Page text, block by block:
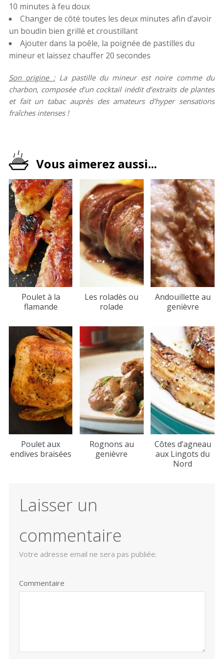
10 minutes à feu doux
Changer de côté toutes les deux minutes afin d’avoir
un boudin bien grillé et croustillant
Ajouter dans la poêle, la poignée de pastilles du
mineur et laissez chauffer 20 secondes
Son origine :La pastille du mineur est noire comme du
charbon, composée d’un cocktail inédit d’extraits de plantes
et fait un tabac auprès des amateurs d’hyper sensations
fraîches intenses !
Vous aimerez aussi...
Poulet à la
flamande
Les roladès ou
rolade
Andouillette au
genièvre
Poulet aux
endives braisées
Rognons au
genièvre
Côtes d’agneau
aux Lingots du
Nord
Laisser un
commentaire
Votre adresse email ne sera pas publiée.
Commentaire